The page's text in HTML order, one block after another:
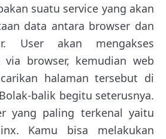
suatu service yang akan
data antara browser dan
User akan mengakses
via browser, kemudian web
halaman tersebut di
balik begitu seterusnya.
yang paling terkenal yaitu
Kamu bisa melakukan